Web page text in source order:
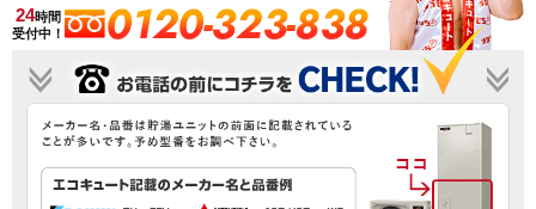
24時間
受付中！
0120-323-838